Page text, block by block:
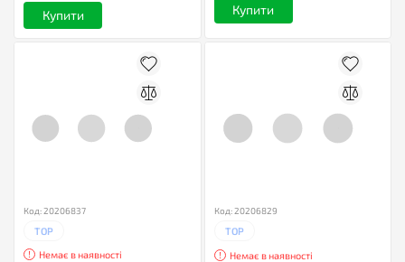
Купити Купити
Код: 20206837
TOP
Немає в наявності
Код: 20206829
TOP
Немає в наявності